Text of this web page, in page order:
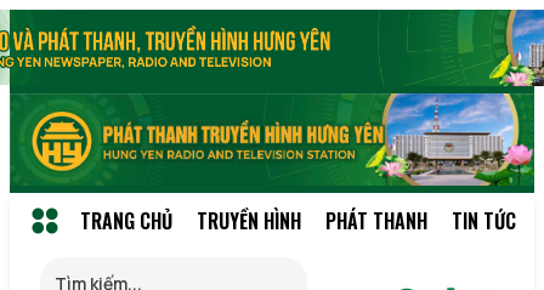
TRANG CHỦ TRUYỀN HÌNH PHÁT THANH TIN TỨC